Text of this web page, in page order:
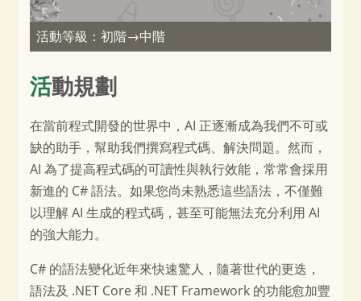
活動等級：初階→中階
活動規劃
在當前程式開發的世界中，AI 正逐漸成為我們不可或
缺的助手，幫助我們撰寫程式碼、解決問題。然而，
AI 為了提高程式碼的可讀性與執行效能，常常會採用
新進的 C# 語法。如果您尚未熟悉這些語法，不僅難
以理解 AI 生成的程式碼，甚至可能無法充分利用 AI
的強大能力。
C# 的語法變化近年來快速驚人，隨著世代的更迭，
語法及 .NET Core 和 .NET Framework 的功能愈加豐